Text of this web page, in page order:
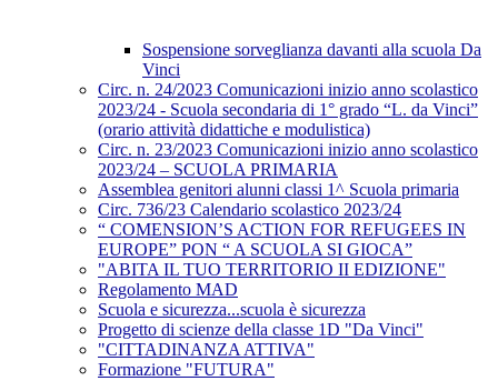
Sospensione sorveglianza davanti alla scuola Da
Vinci
Circ. n. 24/2023 Comunicazioni inizio anno scolastico
2023/24 - Scuola secondaria di 1° grado “L. da Vinci”
(orario attività didattiche e modulistica)
Circ. n. 23/2023 Comunicazioni inizio anno scolastico
2023/24 – SCUOLA PRIMARIA
Assemblea genitori alunni classi 1^ Scuola primaria
Circ. 736/23 Calendario scolastico 2023/24
“ COMENSION’S ACTION FOR REFUGEES IN
EUROPE” PON “ A SCUOLA SI GIOCA”
"ABITA IL TUO TERRITORIO II EDIZIONE"
Regolamento MAD
Scuola e sicurezza...scuola è sicurezza
Progetto di scienze della classe 1D "Da Vinci"
"CITTADINANZA ATTIVA"
Formazione "FUTURA"